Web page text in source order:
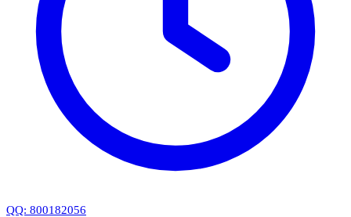
QQ: 800182056